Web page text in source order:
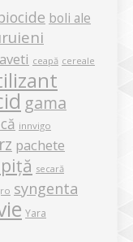
boli ale
ceapă cereale
gama
innvigo
pachete
secară
syngenta
Yara